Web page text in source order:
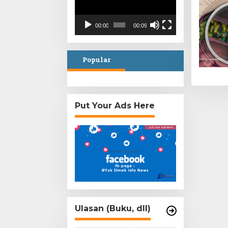
00:00 00:09
Popular
Put Your Ads Here
Ulasan (Buku, dll)